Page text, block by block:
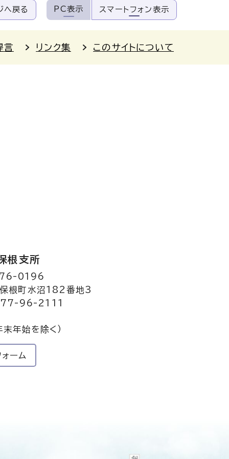
へ戻る PC表示 スマートフォン表示
言 リンク集 このサイトについて
根支所
0196
根町水沼182番地3
96-2111
末年始を除く）
ーム